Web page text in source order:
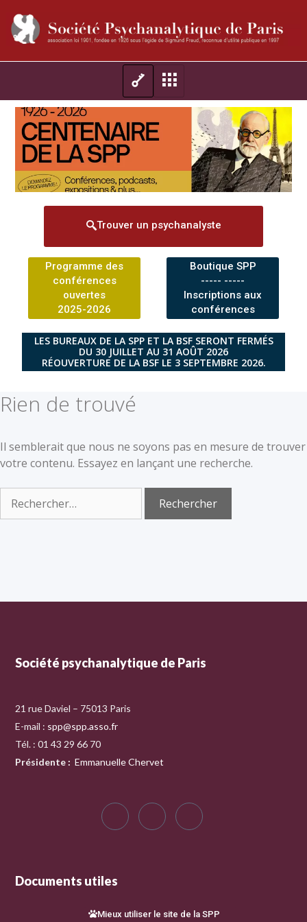
Trouver un psychanalyste
Programme des
conférences
ouvertes
2025-2026
Boutique SPP
----- -----
Inscriptions aux
conférences
LES BUREAUX DE LA SPP ET LA BSF SERONT FERMÉS
DU 30 JUILLET AU 31 AOÛT 2026
RÉOUVERTURE DE LA BSF LE 3 SEPTEMBRE 2026.
Rien de trouvé
Il semblerait que nous ne soyons pas en mesure de trouver
votre contenu. Essayez en lançant une recherche.
Société psychanalytique de Paris
21 rue Daviel – 75013 Paris
E-mail : spp@spp.asso.fr
Tél. : 01 43 29 66 70
Présidente : Emmanuelle Chervet
Documents utiles
Mieux utiliser le site de la SPP